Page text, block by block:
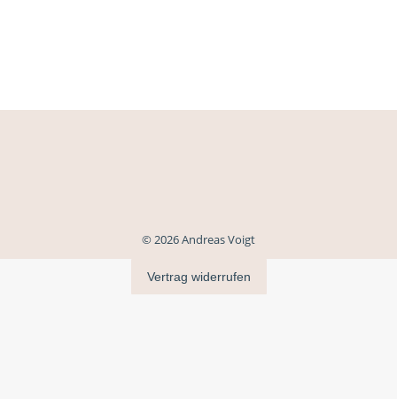
© 2026 Andreas Voigt
Vertrag widerrufen